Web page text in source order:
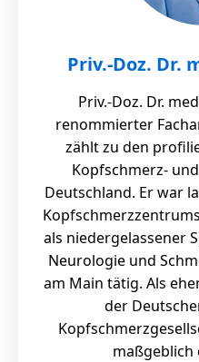
Priv.-Doz. Dr.
Priv.-Doz. Dr.
renommierter
zählt zu den
Kopfschmerz-
Deutschland. Er war
als niedergelassener
Neurologie und
am Main tätig. Als
der
maßgeblich